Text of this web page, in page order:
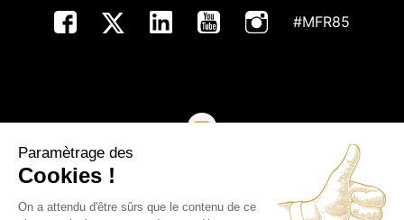
#MFR85
Paramètrage des
Cookies !
On a attendu d'être sûrs que le contenu de ce